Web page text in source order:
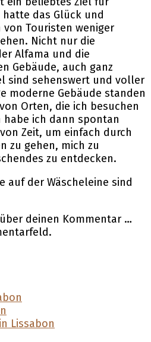
das Glück und
von Touristen weniger
Nicht nur die
Alfama und die
Gebäude, auch ganz
sind sehenswert und voller
moderne Gebäude standen
Orten, die ich besuchen
ich dann spontan
Zeit, um einfach durch
zu gehen, mich zu
zu entdecken.
auf der Wäscheleine sind
deinen Kommentar …